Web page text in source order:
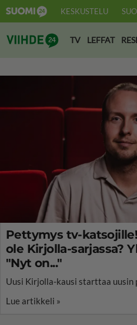
KESKUSTELU
Suomi24 Viihde
TV LEFFAT
Pettymys tv-
ole Kirjolla-sarjassa?
"Nyt on..."
Uusi Kirjolla-kausi starttaa uusin
Lue artikkeli »